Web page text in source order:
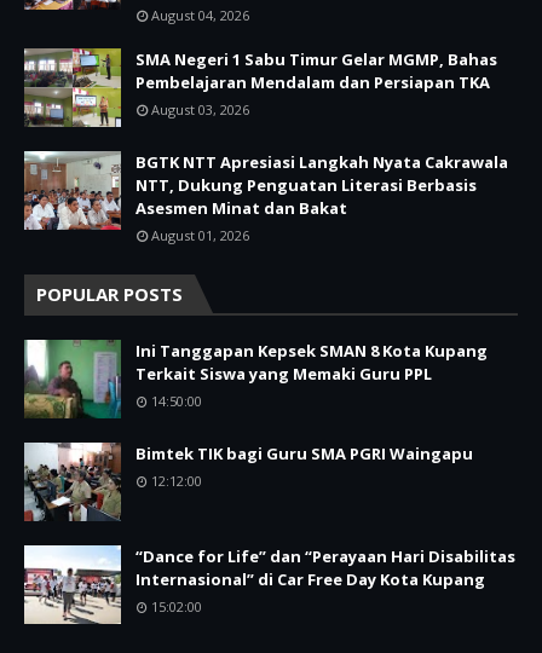
August 04, 2026
SMA Negeri 1 Sabu Timur Gelar MGMP, Bahas
Pembelajaran Mendalam dan Persiapan TKA
August 03, 2026
BGTK NTT Apresiasi Langkah Nyata Cakrawala
NTT, Dukung Penguatan Literasi Berbasis
Asesmen Minat dan Bakat
August 01, 2026
POPULAR POSTS
Ini Tanggapan Kepsek SMAN 8 Kota Kupang
Terkait Siswa yang Memaki Guru PPL
14:50:00
Bimtek TIK bagi Guru SMA PGRI Waingapu
12:12:00
“Dance for Life” dan “Perayaan Hari Disabilitas
Internasional” di Car Free Day Kota Kupang
15:02:00